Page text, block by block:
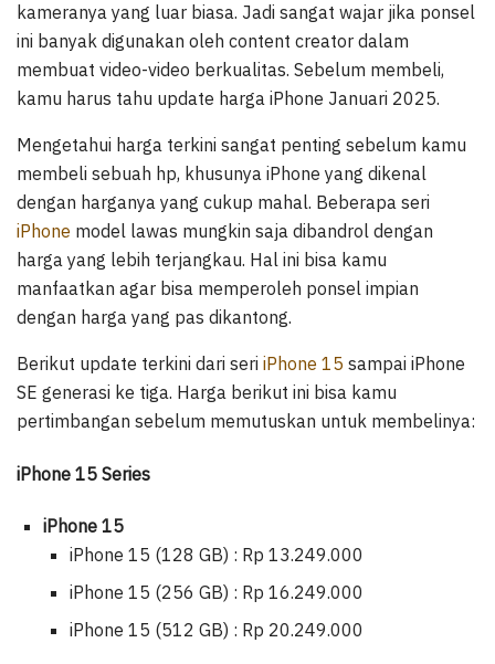
kameranya yang luar biasa. Jadi sangat wajar jika ponsel
ini banyak digunakan oleh content creator dalam
membuat video-video berkualitas. Sebelum membeli,
kamu harus tahu update harga iPhone Januari 2025.
Mengetahui harga terkini sangat penting sebelum kamu
membeli sebuah hp, khusunya iPhone yang dikenal
dengan harganya yang cukup mahal. Beberapa seri
iPhone model lawas mungkin saja dibandrol dengan
harga yang lebih terjangkau. Hal ini bisa kamu
manfaatkan agar bisa memperoleh ponsel impian
dengan harga yang pas dikantong.
Berikut update terkini dari seri iPhone 15 sampai iPhone
SE generasi ke tiga. Harga berikut ini bisa kamu
pertimbangan sebelum memutuskan untuk membelinya:
iPhone 15 Series
iPhone 15
iPhone 15 (128 GB) : Rp 13.249.000
iPhone 15 (256 GB) : Rp 16.249.000
iPhone 15 (512 GB) : Rp 20.249.000